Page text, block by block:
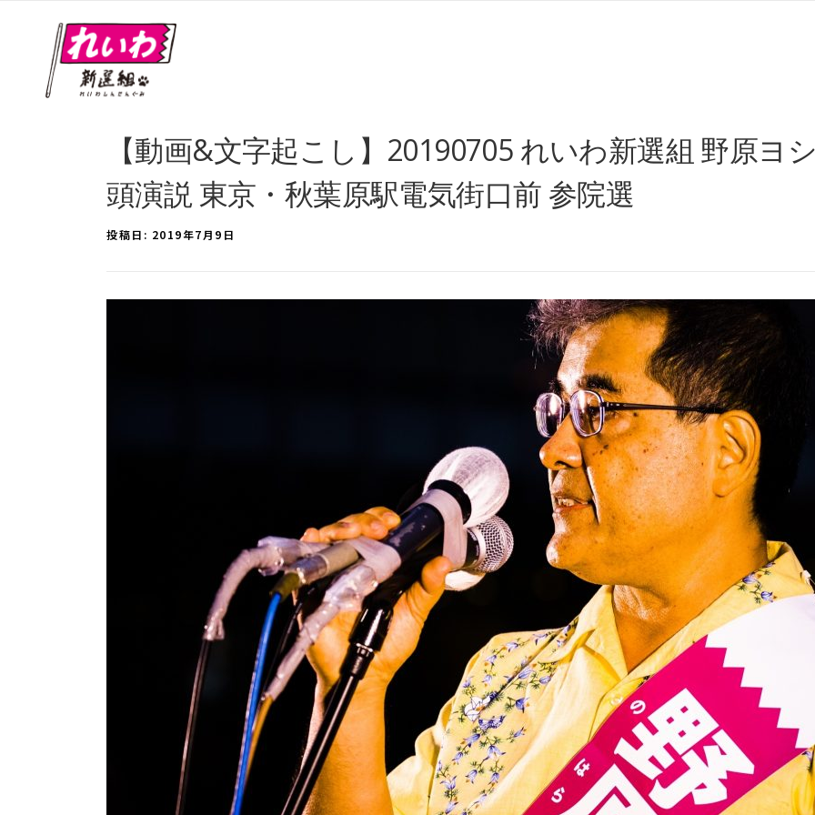
【動画&文字起こし】20190705 れいわ新選組 野原ヨ
頭演説 東京・秋葉原駅電気街口前 参院選
投稿日: 2019年7月9日